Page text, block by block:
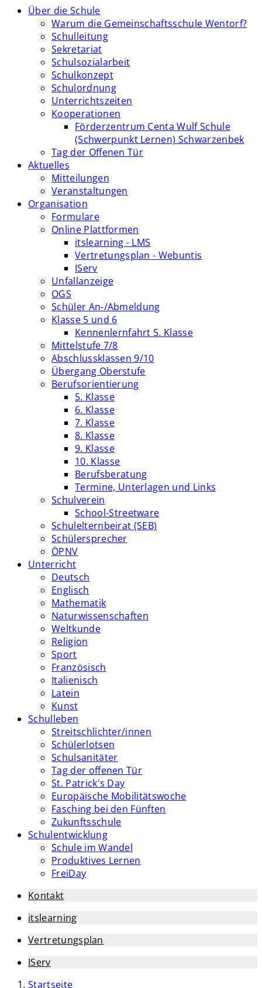
Über die Schule
Warum die Gemeinschaftsschule Wentorf?
Schulleitung
Sekretariat
Schulsozialarbeit
Schulkonzept
Schulordnung
Unterrichtszeiten
Kooperationen
Förderzentrum Centa Wulf Schule
(Schwerpunkt Lernen) Schwarzenbek
Tag der Offenen Tür
Aktuelles
Mitteilungen
Veranstaltungen
Organisation
Formulare
Online Plattformen
itslearning - LMS
Vertretungsplan - Webuntis
IServ
Unfallanzeige
OGS
Schüler An-/Abmeldung
Klasse 5 und 6
Kennenlernfahrt 5. Klasse
Mittelstufe 7/8
Abschlussklassen 9/10
Übergang Oberstufe
Berufsorientierung
5. Klasse
6. Klasse
7. Klasse
8. Klasse
9. Klasse
10. Klasse
Berufsberatung
Termine, Unterlagen und Links
Schulverein
School-Streetware
Schulelternbeirat (SEB)
Schülersprecher
ÖPNV
Unterricht
Deutsch
Englisch
Mathematik
Naturwissenschaften
Weltkunde
Religion
Sport
Französisch
Italienisch
Latein
Kunst
Schulleben
Streitschlichter/innen
Schülerlotsen
Schulsanitäter
Tag der offenen Tür
St. Patrick's Day
Europäische Mobilitätswoche
Fasching bei den Fünften
Zukunftsschule
Schulentwicklung
Schule im Wandel
Produktives Lernen
FreiDay
Kontakt
itslearning
Vertretungsplan
IServ
Startseite